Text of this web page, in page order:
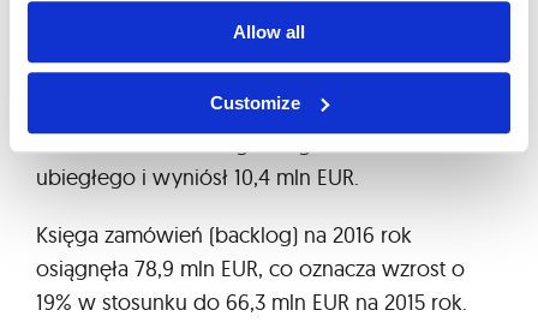
Allow all
Customize
okresem w ubiegłym roku.
Z kolei zysk netto Grupy Asseco SEE za
cztery kwartały 2015 roku zwiększył się o 12%
w stosunku do analogicznego okresu roku
ubiegłego i wyniósł 10,4 mln EUR.
Księga zamówień (backlog) na 2016 rok
osiągnęła 78,9 mln EUR, co oznacza wzrost o
19% w stosunku do 66,3 mln EUR na 2015 rok.